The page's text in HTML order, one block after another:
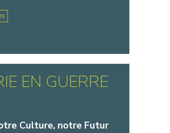
EN GUERRE
Culture, notre Futur